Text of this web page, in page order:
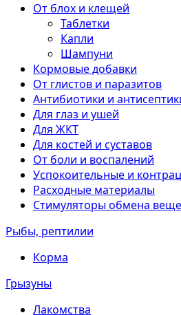
От блох и клещей
Таблетки
Капли
Шампуни
Кормовые добавки
От глистов и паразитов
Антибиотики и
Для глаз и ушей
Для ЖКТ
Для костей и суставов
От боли и воспалений
Успокоительные и
Расходные материалы
Стимуляторы обмена
Рыбы, рептилии
Корма
Грызуны
Лакомства